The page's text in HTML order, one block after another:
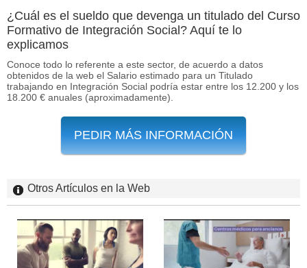
¿Cuál es el sueldo que devenga un titulado del Curso
Formativo de Integración Social? Aquí te lo
explicamos
Conoce todo lo referente a este sector, de acuerdo a datos
obtenidos de la web el Salario estimado para un Titulado
trabajando en Integración Social podría estar entre los 12.200 y los
18.200 € anuales (aproximadamente).
PEDIR MÁS INFORMACIÓN
Otros Artículos en la Web